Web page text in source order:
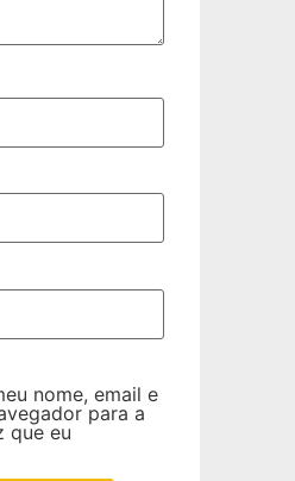
nome, email e
para a
que eu